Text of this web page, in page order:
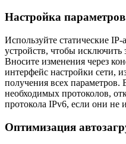
Настройка параметров
Используйте статические
устройств, чтобы исключить
Вносите изменения через
интерфейс настройки сети,
получения всех параметров.
необходимых протоколов,
протокола IPv6, если они не
Оптимизация